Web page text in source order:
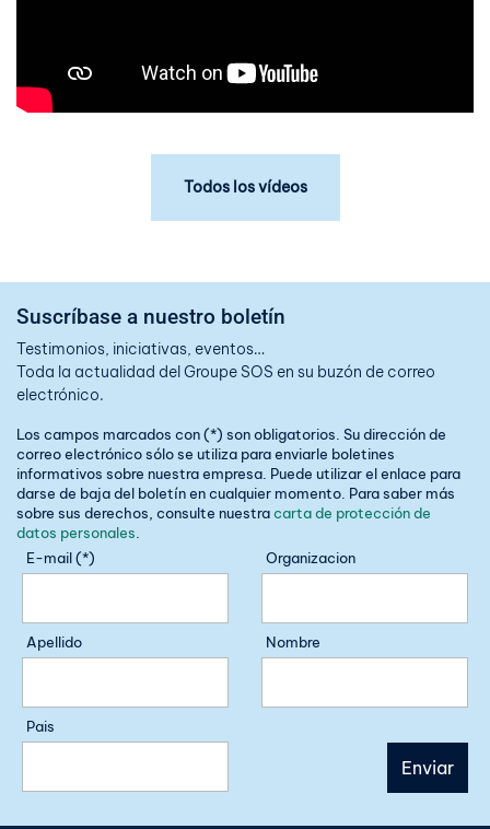
Todos los vídeos
Suscríbase a nuestro boletín
Testimonios, iniciativas, eventos…
Toda la actualidad del Groupe SOS en su buzón de correo
electrónico.
Los campos marcados con (*) son obligatorios. Su dirección de
correo electrónico sólo se utiliza para enviarle boletines
informativos sobre nuestra empresa. Puede utilizar el enlace para
darse de baja del boletín en cualquier momento. Para saber más
sobre sus derechos, consulte nuestracarta de protección de
datos personales.
E-mail (*)
Organizacion
Apellido Nombre
Pais